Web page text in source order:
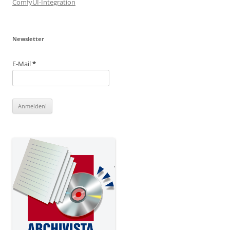
ComfyUI-Integration
Newsletter
E-Mail*